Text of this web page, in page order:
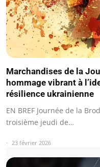
Marchandises de la
hommage vibrant à
résilience ukrainienne
EN BREF Journée de la
troisième jeudi de…
23 février 2026